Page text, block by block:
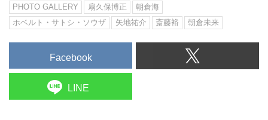
PHOTO GALLERY
扇久保博正
朝倉海
ホベルト・サトシ・ソウザ
矢地祐介 斎藤裕 朝倉未来
Facebook
LINE